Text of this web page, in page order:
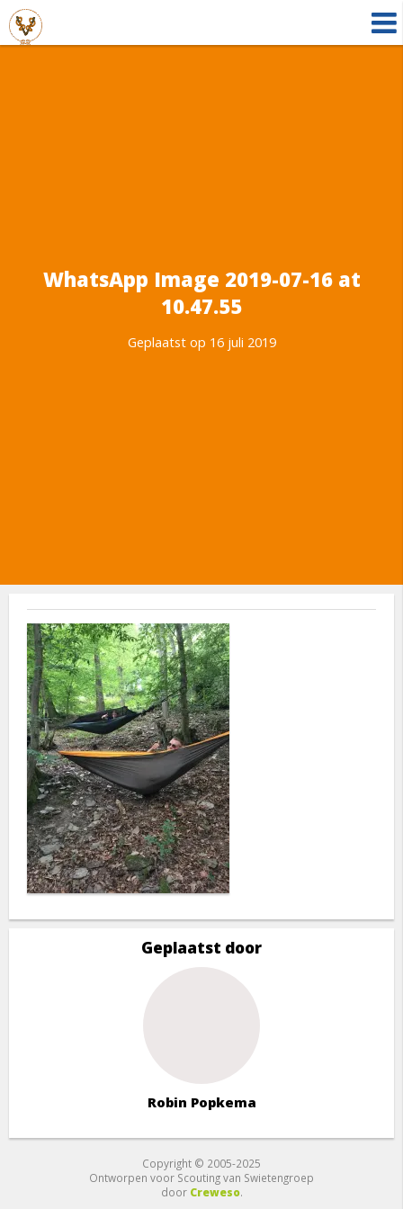
WhatsApp Image 2019-07-16 at
10.47.55
Geplaatst op 16 juli 2019
Geplaatst door
Robin Popkema
Copyright © 2005-2025
Ontworpen voor Scouting van Swietengroep
door Creweso.